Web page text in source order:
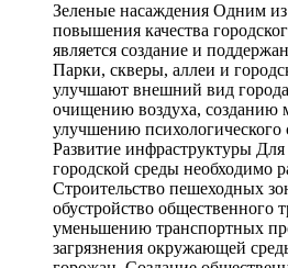
Зеленые насаждения Одним
повышения качества
является создание и
Парки, скверы, аллеи и
улучшают внешний вид
очищению воздуха, созданию
улучшению психологического
Развитие инфраструктуры
городской среды необходимо
Строительство пешеходных
обустройство общественного
уменьшению транспортных
загрязнения окружающей